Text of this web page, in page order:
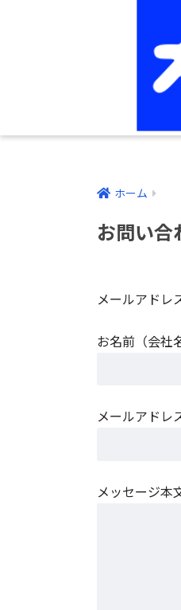
ホーム
お問い
メールアドレ
お名前（会社
メールアドレ
メッセージ本